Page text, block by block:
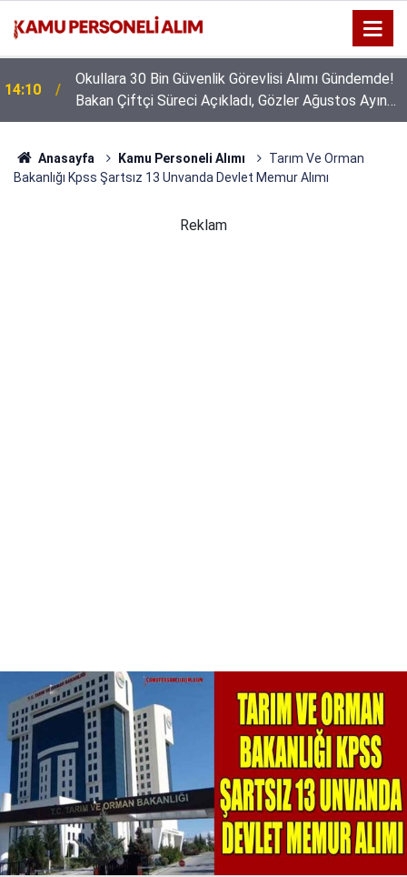
16:44
GSB 600 Personel Alımında Başvuru Süresi Doluyor:
Son Gün Yarın
Anasayfa Kamu Personeli Alımı
Tarım Ve Orman
Bakanlığı Kpss Şartsız 13 Unvanda Devlet Memur Alımı
Reklam